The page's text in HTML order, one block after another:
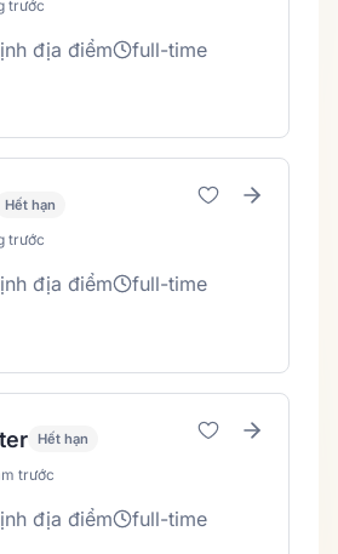
trước
địa điểm full-time
Hết hạn
trước
địa điểm full-time
Hết hạn
trước
địa điểm full-time